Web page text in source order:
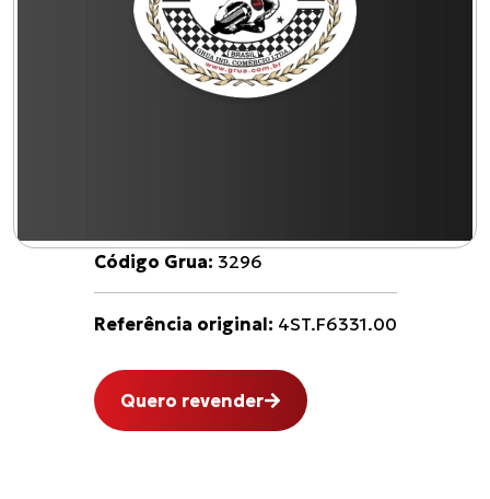
Código Grua: 3296
Referência original: 4ST.F6331.00
Quero revender